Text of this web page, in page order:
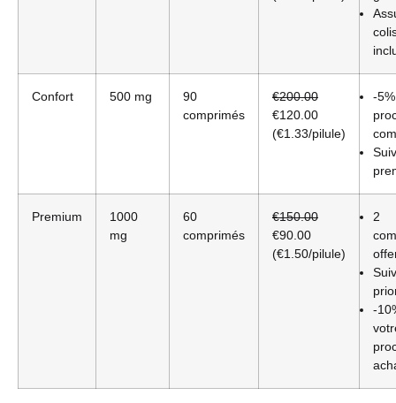
Confort 500 mg
90
comprimés
€200.00
€120.00
(€1.33/pilule)
-
Premium
1000
mg
60
comprimés
€150.00
€90.00
(€1.50/pilule)
2
-